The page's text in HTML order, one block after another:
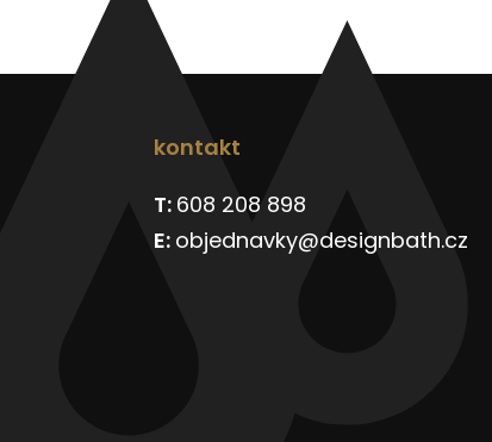
kontakt
608 208 898
objednavky@designbath.cz